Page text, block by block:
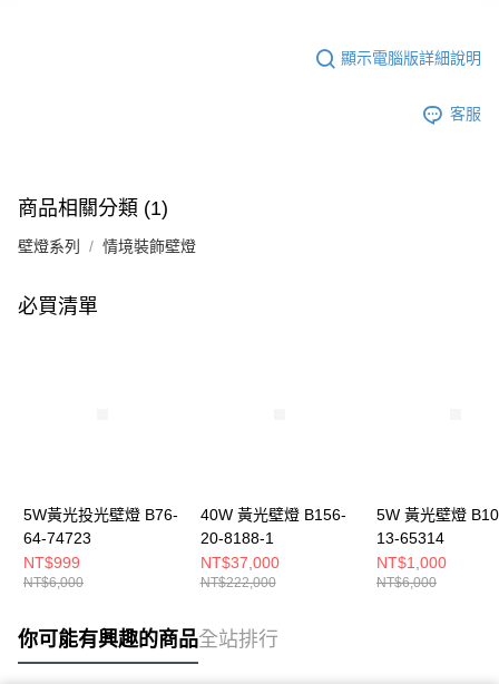
顯示電腦版詳細說明
客服
商品相關分類 (1)
壁燈系列 情境裝飾壁燈
必買清單
5W黃光投光壁燈 B76-
64-74723
NT$999
NT$6,000
40W 黃光壁燈 B156-
20-8188-1
NT$37,000
NT$222,000
5W 黃光壁燈
13-65314
NT$1,000
NT$6,000
你可能有興趣的商品全站排行